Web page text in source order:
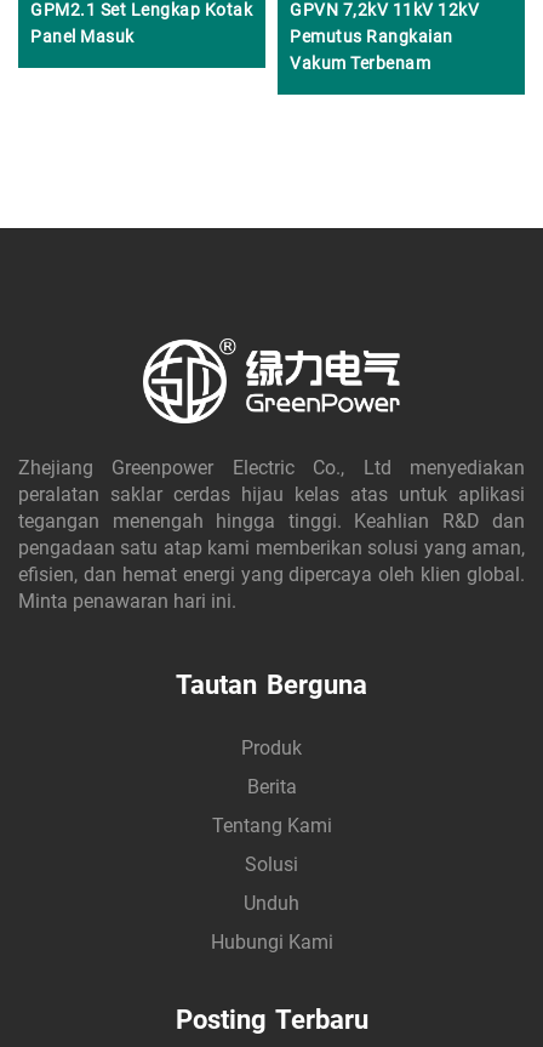
GPM2.1 Set Lengkap Kotak
Panel Masuk
GPVN 7,2kV 11kV 12kV
Pemutus Rangkaian
Vakum Terbenam
Zhejiang Greenpower Electric Co., Ltd menyediakan
peralatan saklar cerdas hijau kelas atas untuk aplikasi
tegangan menengah hingga tinggi. Keahlian R&D dan
pengadaan satu atap kami memberikan solusi yang aman,
efisien, dan hemat energi yang dipercaya oleh klien global.
Minta penawaran hari ini.
Tautan Berguna
Produk
Berita
Tentang Kami
Solusi
Unduh
Hubungi Kami
Posting Terbaru